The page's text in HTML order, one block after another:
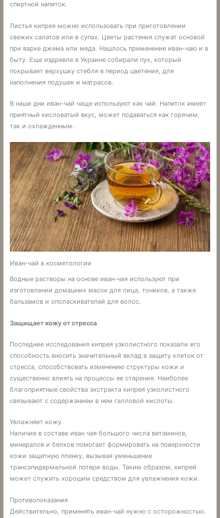
спиртной напиток.
Листья кипрея можно использовать при приготовлении
свежих салатов или в супах. Цветы растения служат основой
при варке джема или меда. Нашлось применение иван-чаю и в
быту. Еще издревле в Украине собирали пух, который
покрывает верхушку стебля в период цветения, для
наполнения подушек и матрасов.
В наши дни иван-чай чаще используют как чай. Напиток имеет
приятный кисловатый вкус, может подаваться как горячим,
так и охлажденным.
Иван-чай в косметологии
Водные растворы на основе иван-чая используют при
изготовлении домашних масок для лица, тоников, а также
бальзамов и ополаскивателей для волос.
Защищает кожу от стресса
Последние исследования кипрея узколистного показали его
способность вносить значительный вклад в защиту клеток от
стресса, способствовать изменению структуры кожи и
существенно влиять на процессы ее старения. Наиболее
благоприятные свойства экстракта кипрея узколистного
связывают с содержанием в нем галловой кислоты.
Увлажняет кожу
Наличие в составе иван чая большого числа витаминов,
минералов и белков помогает формировать на поверхности
кожи защитную пленку, вызывая уменьшение
трансэпидермальной потери воды. Таким образом, кипрей
может служить хорошим средством для увлажнения кожи.
Противопоказания
Действительно, применять иван-чай нужно с осторожностью.